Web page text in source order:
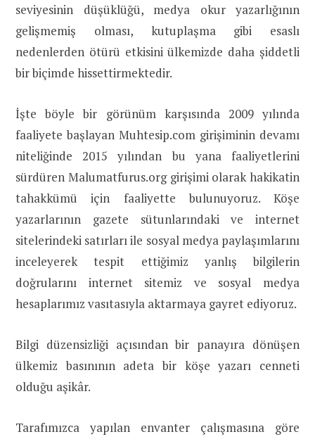
seviyesinin düşüklüğü, medya okur yazarlığının
gelişmemiş olması, kutuplaşma gibi esaslı
nedenlerden ötürü etkisini ülkemizde daha şiddetli
bir biçimde hissettirmektedir.
İşte böyle bir görünüm karşısında 2009 yılında
faaliyete başlayan Muhtesip.com girişiminin devamı
niteliğinde 2015 yılından bu yana faaliyetlerini
sürdüren Malumatfurus.org girişimi olarak hakikatin
tahakkümü için faaliyette bulunuyoruz. Köşe
yazarlarının gazete sütunlarındaki ve internet
sitelerindeki satırları ile sosyal medya paylaşımlarını
inceleyerek tespit ettiğimiz yanlış bilgilerin
doğrularını internet sitemiz ve sosyal medya
hesaplarımız vasıtasıyla aktarmaya gayret ediyoruz.
Bilgi düzensizliği açısından bir panayıra dönüşen
ülkemiz basınının adeta bir köşe yazarı cenneti
olduğu aşikâr.
Tarafımızca yapılan envanter çalışmasına göre